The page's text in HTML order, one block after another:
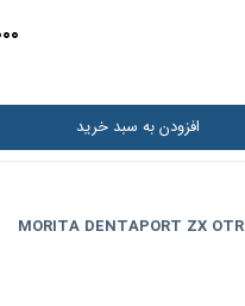
افزودن به سبد خرید
MORITA DENTAPORT ZX OTR